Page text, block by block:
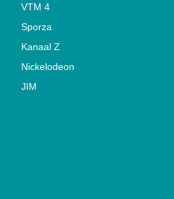
VTM 4
Sporza
Kanaal Z
Nickelodeon
JIM